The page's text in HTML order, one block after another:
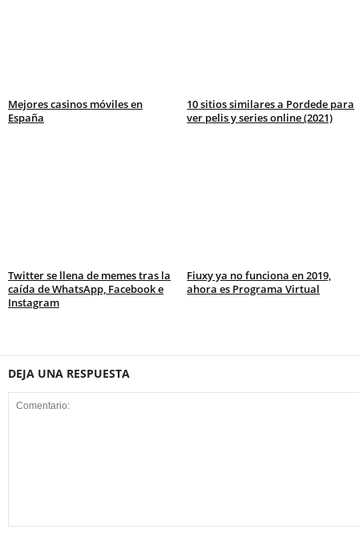
Mejores casinos móviles en
España
10 sitios similares a Pordede para
ver pelis y series online (2021)
Twitter se llena de memes tras la
caída de WhatsApp, Facebook e
Instagram
Fiuxy ya no funciona en 2019,
ahora es Programa Virtual
DEJA UNA RESPUESTA